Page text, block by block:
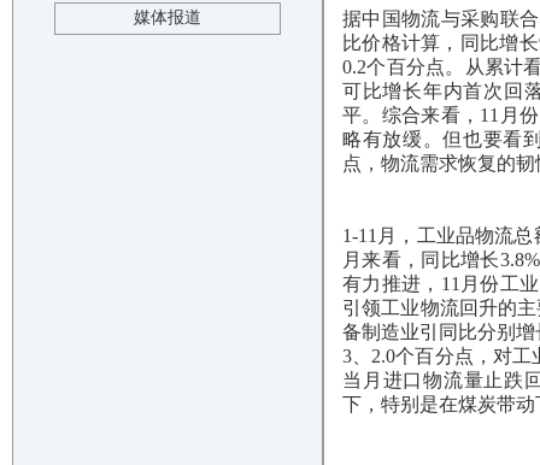
媒体报道
据中国物流与采购联
比价格计算，同比增
0.2个百分点。从累计
可比增长年内首次回
平。综合来看，11月
略有放缓。但也要看
点，物流需求恢复的
1-11月，工业品物流
月来看，同比增长
有力推进，11月份工
引领工业物流回升的
备制造业引同比分别增
3、2.0个百分点，对
当月进口物流量止跌
下，特别是在煤炭带